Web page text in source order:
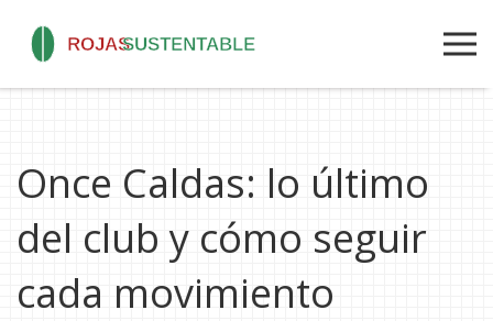
Once Caldas: lo último
del club y cómo seguir
cada movimiento